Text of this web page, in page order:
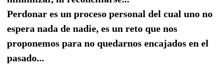
Perdonar es un proceso personal del cual uno no
espera nada de nadie, es un reto que nos
proponemos para no quedarnos encajados en el
pasado...